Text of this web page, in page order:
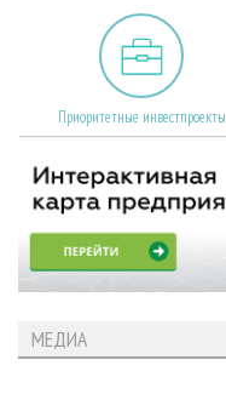
Приоритетные инвестпроекты
МЕДИА